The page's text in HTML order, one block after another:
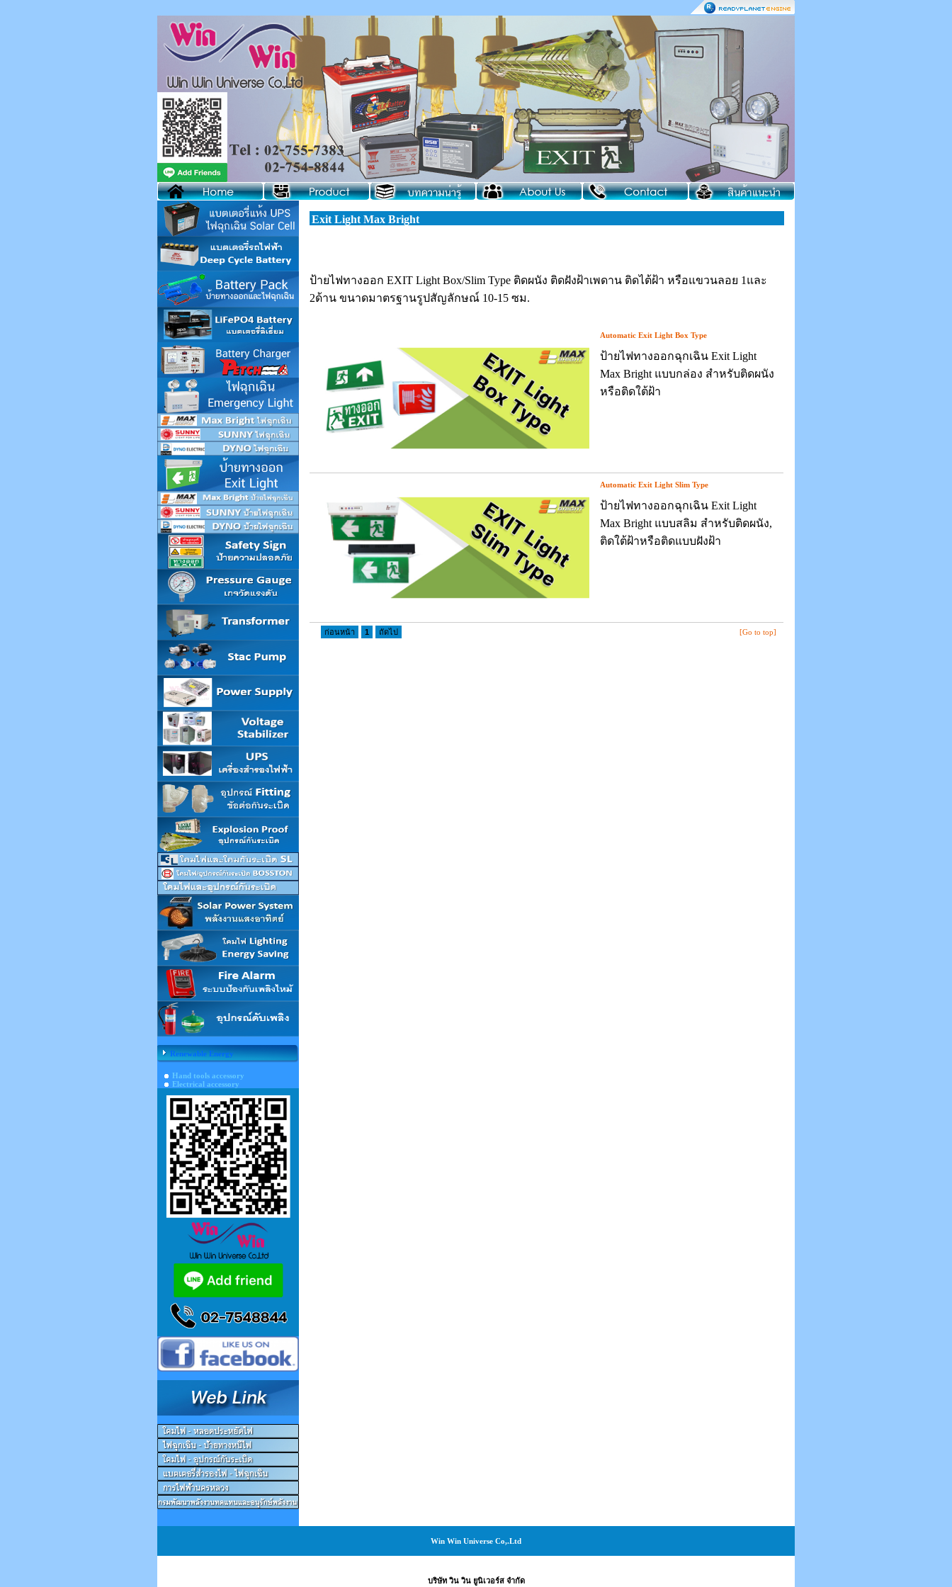
Renewable Energy
Hand tools accessory
Electrical accessory
Exit Light Max Bright
ป้ายไฟทางออก EXIT Light Box/Slim Type ติดผนัง ติดฝังฝ้าเพดาน ติดไต้ฝ้า หรือแขวนลอย 1และ
2ด้าน ขนาดมาตรฐานรูปสัญลักษณ์ 10-15 ซม.
Automatic Exit Light Box Type
ป้ายไฟทางออกฉุกเฉิน Exit Light
Max Bright แบบกล่อง สำหรับติดผนัง
หรือติดใต้ฝ้า
Automatic Exit Light Slim Type
ป้ายไฟทางออกฉุกเฉิน Exit Light
Max Bright แบบสลิม สำหรับติดผนัง,
ติดใต้ฝ้าหรือติดแบบฝังฝ้า
ก่อนหน้า 1 ถัดไป [Go to top]
Win Win Universe Co,.Ltd
บริษัท วิน วิน ยูนิเวอร์ส จำกัด